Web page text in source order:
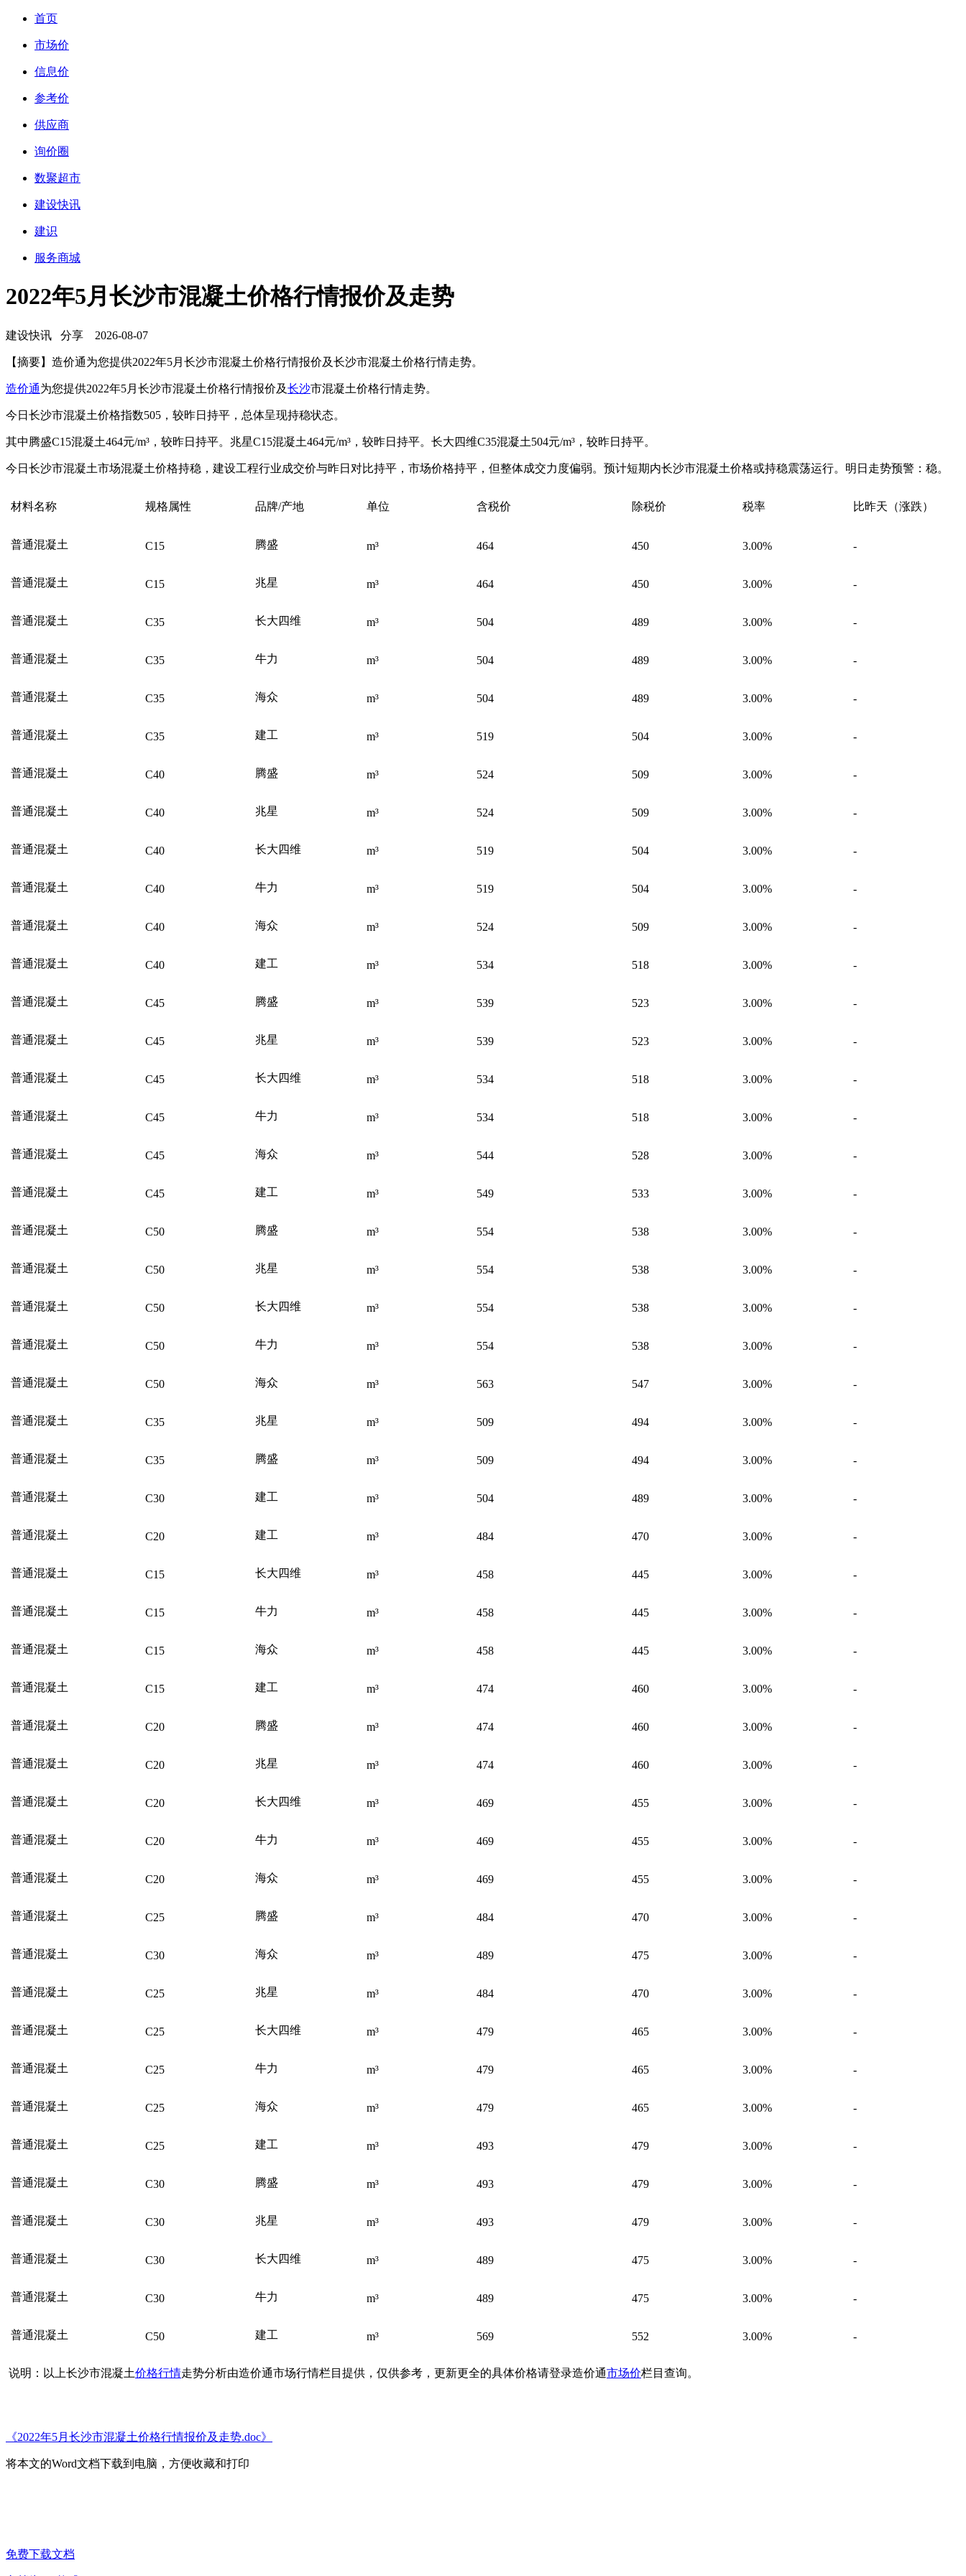
首页
市场价
信息价
参考价
供应商
询价圈
数聚超市
建设快讯
建识
服务商城
2022年5月长沙市混凝土价格行情报价及走势
建设快讯 分享 2026-08-07
【摘要】造价通为您提供2022年5月长沙市混凝土价格行情报价及长沙市混凝土价格行情走势。
造价通为您提供2022年5月长沙市混凝土价格行情报价及长沙市混凝土价格行情走势。
今日长沙市混凝土价格指数505，较昨日持平，总体呈现持稳状态。
其中腾盛C15混凝土464元/m³，较昨日持平。兆星C15混凝土464元/m³，较昨日持平。长大四维C35混凝土504元/m³，较昨日持平。
今日长沙市混凝土市场混凝土价格持稳，建设工程行业成交价与昨日对比持平，市场价格持平，但整体成交力度偏弱。预计短期内长沙市混凝土价格或持稳震荡运行。明日走势预警：稳。
材料名称 规格属性 品牌/产地 单位 含税价 除税价 税率 比昨天（涨跌）
普通混凝土 C15 腾盛 m³ 464 450 3.00% -
普通混凝土 C15 兆星 m³ 464 450 3.00% -
普通混凝土 C35 长大四维 m³ 504 489 3.00% -
普通混凝土 C35 牛力 m³ 504 489 3.00% -
普通混凝土 C35 海众 m³ 504 489 3.00% -
普通混凝土 C35 建工 m³ 519 504 3.00% -
普通混凝土 C40 腾盛 m³ 524 509 3.00% -
普通混凝土 C40 兆星 m³ 524 509 3.00% -
普通混凝土 C40 长大四维 m³ 519 504 3.00% -
普通混凝土 C40 牛力 m³ 519 504 3.00% -
普通混凝土 C40 海众 m³ 524 509 3.00% -
普通混凝土 C40 建工 m³ 534 518 3.00% -
普通混凝土 C45 腾盛 m³ 539 523 3.00% -
普通混凝土 C45 兆星 m³ 539 523 3.00% -
普通混凝土 C45 长大四维 m³ 534 518 3.00% -
普通混凝土 C45 牛力 m³ 534 518 3.00% -
普通混凝土 C45 海众 m³ 544 528 3.00% -
普通混凝土 C45 建工 m³ 549 533 3.00% -
普通混凝土 C50 腾盛 m³ 554 538 3.00% -
普通混凝土 C50 兆星 m³ 554 538 3.00% -
普通混凝土 C50 长大四维 m³ 554 538 3.00% -
普通混凝土 C50 牛力 m³ 554 538 3.00% -
普通混凝土 C50 海众 m³ 563 547 3.00% -
普通混凝土 C35 兆星 m³ 509 494 3.00% -
普通混凝土 C35 腾盛 m³ 509 494 3.00% -
普通混凝土 C30 建工 m³ 504 489 3.00% -
普通混凝土 C20 建工 m³ 484 470 3.00% -
普通混凝土 C15 长大四维 m³ 458 445 3.00% -
普通混凝土 C15 牛力 m³ 458 445 3.00% -
普通混凝土 C15 海众 m³ 458 445 3.00% -
普通混凝土 C15 建工 m³ 474 460 3.00% -
普通混凝土 C20 腾盛 m³ 474 460 3.00% -
普通混凝土 C20 兆星 m³ 474 460 3.00% -
普通混凝土 C20 长大四维 m³ 469 455 3.00% -
普通混凝土 C20 牛力 m³ 469 455 3.00% -
普通混凝土 C20 海众 m³ 469 455 3.00% -
普通混凝土 C25 腾盛 m³ 484 470 3.00% -
普通混凝土 C30 海众 m³ 489 475 3.00% -
普通混凝土 C25 兆星 m³ 484 470 3.00% -
普通混凝土 C25 长大四维 m³ 479 465 3.00% -
普通混凝土 C25 牛力 m³ 479 465 3.00% -
普通混凝土 C25 海众 m³ 479 465 3.00% -
普通混凝土 C25 建工 m³ 493 479 3.00% -
普通混凝土 C30 腾盛 m³ 493 479 3.00% -
普通混凝土 C30 兆星 m³ 493 479 3.00% -
普通混凝土 C30 长大四维 m³ 489 475 3.00% -
普通混凝土 C30 牛力 m³ 489 475 3.00% -
普通混凝土 C50 建工 m³ 569 552 3.00% -
说明：以上长沙市混凝土价格行情走势分析由造价通市场行情栏目提供 ，仅供参考， 更新更全的具体价格请登录造价通市场价栏目查询。
《2022年5月长沙市混凝土价格行情报价及走势.doc》
将本文的Word文档下载到电脑，方便收藏和打印
免费下载文档